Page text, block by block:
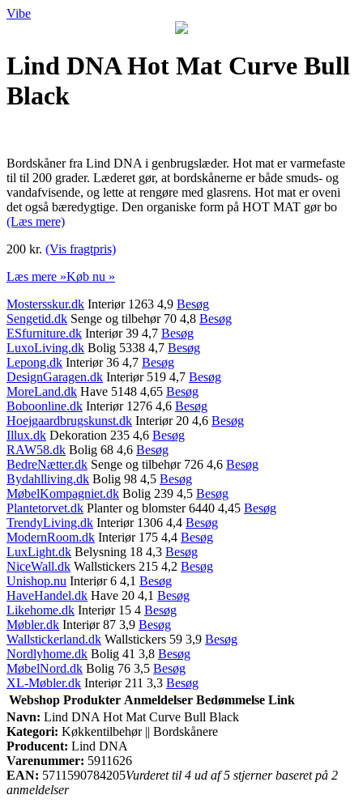
Vibe
Lind DNA Hot Mat Curve Bull
Black
Bordskåner fra Lind DNA i genbrugslæder. Hot mat er varmefaste
til til 200 grader. Læderet gør, at bordskånerne er både smuds- og
vandafvisende, og lette at rengøre med glasrens. Hot mat er oveni
det også bæredygtige. Den organiske form på HOT MAT gør bo
(Læs mere)
200 kr. (Vis fragtpris)
Læs mere »Køb nu »
Mostersskur.dk Interiør 1263 4,9 Besøg
Sengetid.dk Senge og tilbehør 70 4,8 Besøg
ESfurniture.dk Interiør 39 4,7 Besøg
LuxoLiving.dk Bolig 5338 4,7 Besøg
Lepong.dk Interiør 36 4,7 Besøg
DesignGaragen.dk Interiør 519 4,7 Besøg
MoreLand.dk Have 5148 4,65 Besøg
Boboonline.dk Interiør 1276 4,6 Besøg
Hoejgaardbrugskunst.dk Interiør 20 4,6 Besøg
Illux.dk Dekoration 235 4,6 Besøg
RAW58.dk Bolig 68 4,6 Besøg
BedreNætter.dk Senge og tilbehør 726 4,6 Besøg
Bydahlliving.dk Bolig 98 4,5 Besøg
MøbelKompagniet.dk Bolig 239 4,5 Besøg
Plantetorvet.dk Planter og blomster 6440 4,45 Besøg
TrendyLiving.dk Interiør 1306 4,4 Besøg
ModernRoom.dk Interiør 175 4,4 Besøg
LuxLight.dk Belysning 18 4,3 Besøg
NiceWall.dk Wallstickers 215 4,2 Besøg
Unishop.nu Interiør 6 4,1 Besøg
HaveHandel.dk Have 20 4,1 Besøg
Likehome.dk Interiør 15 4 Besøg
Møbler.dk Interiør 87 3,9 Besøg
Wallstickerland.dk Wallstickers 59 3,9 Besøg
Nordlyhome.dk Bolig 41 3,8 Besøg
MøbelNord.dk Bolig 76 3,5 Besøg
XL-Møbler.dk Interiør 211 3,3 Besøg
Webshop Produkter Anmeldelser Bedømmelse Link
Navn: Lind DNA Hot Mat Curve Bull Black
Kategori: Køkkentilbehør || Bordskånere
Producent: Lind DNA
Varenummer: 5911626
EAN: 5711590784205Vurderet til 4 ud af 5 stjerner baseret på 2
anmeldelser